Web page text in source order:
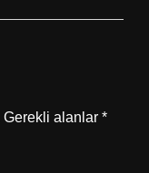
Gerekli alanlar *